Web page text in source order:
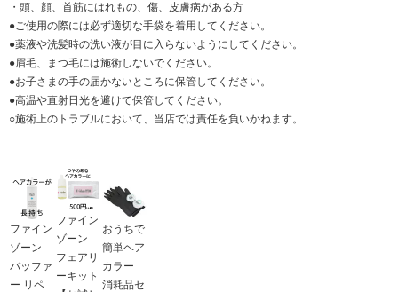
・頭、顔、首筋にはれもの、傷、皮膚病がある方
●ご使用の際には必ず適切な手袋を着用してください。
●薬液や洗髪時の洗い液が目に入らないようにしてください。
●眉毛、まつ毛には施術しないでください。
●お子さまの手の届かないところに保管してください。
●高温や直射日光を避けて保管してください。
○施術上のトラブルにおいて、当店では責任を負いかねます。
ファイン
ゾーン
バッファ
ー リペ
ファイン
ゾーン
フェアリ
ーキット
おうちで
簡単ヘア
カラー
消耗品セ